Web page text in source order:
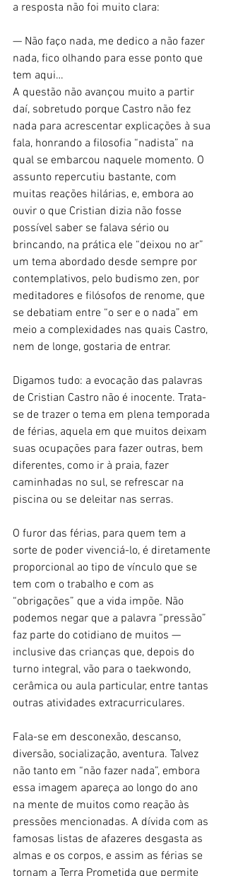
a resposta não foi muito clara:
— Não faço nada, me dedico a não fazer
nada, fico olhando para esse ponto que
tem aqui…
A questão não avançou muito a partir
daí, sobretudo porque Castro não fez
nada para acrescentar explicações à sua
fala, honrando a filosofia “nadista” na
qual se embarcou naquele momento. O
assunto repercutiu bastante, com
muitas reações hilárias, e, embora ao
ouvir o que Cristian dizia não fosse
possível saber se falava sério ou
brincando, na prática ele “deixou no ar”
um tema abordado desde sempre por
contemplativos, pelo budismo zen, por
meditadores e filósofos de renome, que
se debatiam entre “o ser e o nada” em
meio a complexidades nas quais Castro,
nem de longe, gostaria de entrar.
Digamos tudo: a evocação das palavras
de Cristian Castro não é inocente. Trata-
se de trazer o tema em plena temporada
de férias, aquela em que muitos deixam
suas ocupações para fazer outras, bem
diferentes, como ir à praia, fazer
caminhadas no sul, se refrescar na
piscina ou se deleitar nas serras.
O furor das férias, para quem tem a
sorte de poder vivenciá-lo, é diretamente
proporcional ao tipo de vínculo que se
tem com o trabalho e com as
“obrigações” que a vida impõe. Não
podemos negar que a palavra “pressão”
faz parte do cotidiano de muitos —
inclusive das crianças que, depois do
turno integral, vão para o taekwondo,
cerâmica ou aula particular, entre tantas
outras atividades extracurriculares.
Fala-se em desconexão, descanso,
diversão, socialização, aventura. Talvez
não tanto em “não fazer nada”, embora
essa imagem apareça ao longo do ano
na mente de muitos como reação às
pressões mencionadas. A dívida com as
famosas listas de afazeres desgasta as
almas e os corpos, e assim as férias se